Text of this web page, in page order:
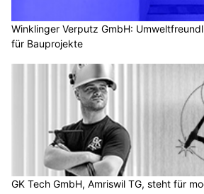
Winklinger Verputz GmbH:
für Bauprojekte
GK Tech GmbH, Amriswil TG, steht für